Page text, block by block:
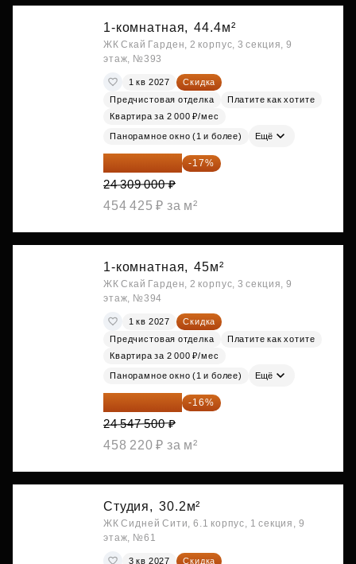
1-комнатная, 44.4м²
ЖК Скай Гарден, 2 корпус, 3 секция, 9
этаж, №393
1 кв 2027
Скидка
Предчистовая отделка
Платите как хотите
Квартира за 2 000 ₽/мес
Панорамное окно (1 и более) Ещё
20 176 470 ₽ -17%
24 309 000 ₽
454 425 ₽ за м²
1-комнатная, 45м²
ЖК Скай Гарден, 2 корпус, 3 секция, 9
этаж, №394
1 кв 2027
Скидка
Предчистовая отделка
Платите как хотите
Квартира за 2 000 ₽/мес
Панорамное окно (1 и более) Ещё
20 619 900 ₽ -16%
24 547 500 ₽
458 220 ₽ за м²
Студия, 30.2м²
ЖК Сидней Сити, 6.1 корпус, 1 секция, 9
этаж, №61
3 кв 2027 Скидка